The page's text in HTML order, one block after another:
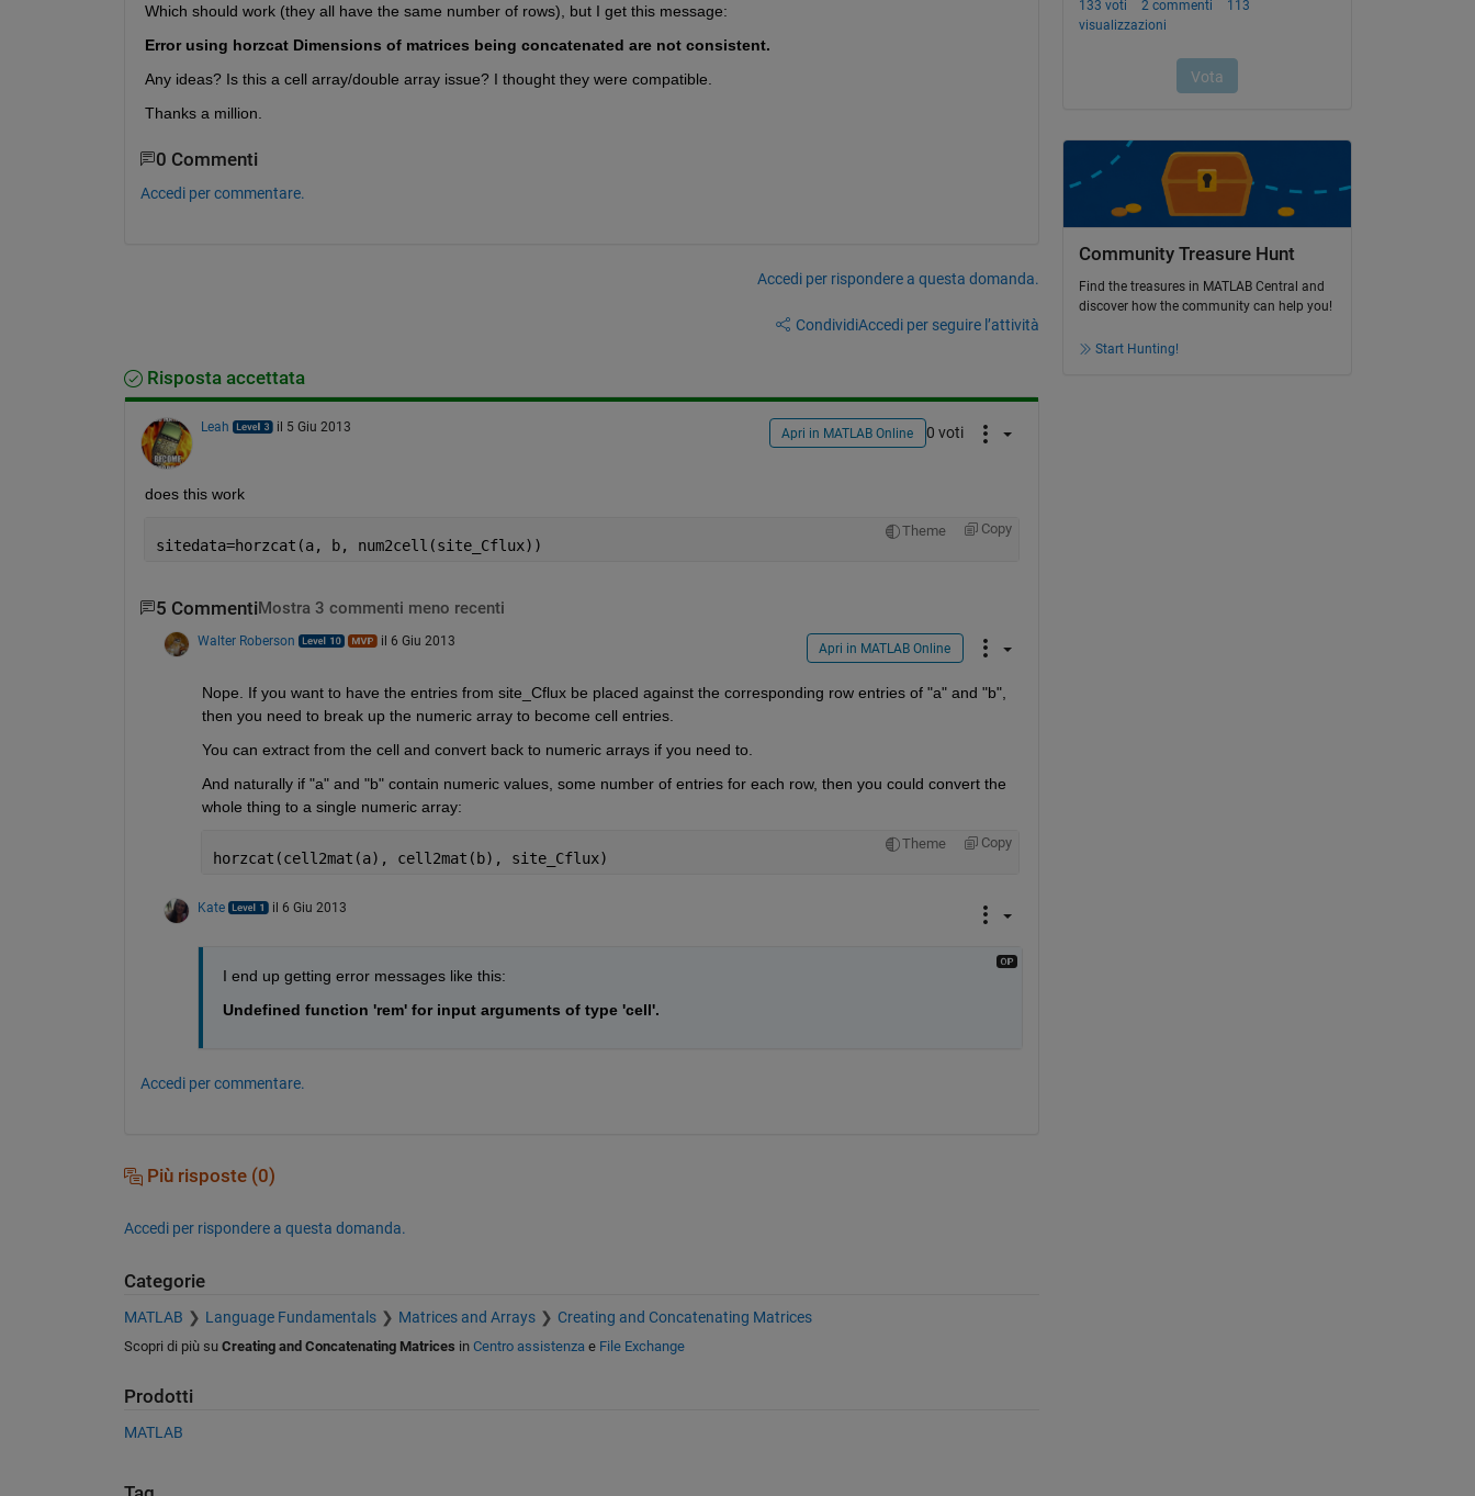
Which should work (they all have the same number of rows), but I get this message:
Error using horzcat Dimensions of matrices being concatenated are not consistent.
Any ideas? Is this a cell array/double array issue? I thought they were compatible.
Thanks a million.
0 Commenti
Accedi per commentare.
Accedi per rispondere a questa domanda.
CondividiAccedi per seguire l’attività
Risposta accettata
Leah il 5 Giu 2013 Apri in MATLAB Online 0 voti
does this work
Theme Copy
sitedata=horzcat(a, b, num2cell(site_Cflux))
5 Commenti Mostra 3 commenti meno recenti
Walter Roberson il 6 Giu 2013 Apri in MATLAB Online
Nope. If you want to have the entries from site_Cflux be placed against the corresponding row entries of "a" and "b",
then you need to break up the numeric array to become cell entries.
You can extract from the cell and convert back to numeric arrays if you need to.
And naturally if "a" and "b" contain numeric values, some number of entries for each row, then you could convert the
whole thing to a single numeric array:
Theme Copy
horzcat(cell2mat(a), cell2mat(b), site_Cflux)
Kate il 6 Giu 2013
I end up getting error messages like this:
Undefined function 'rem' for input arguments of type 'cell'.
Accedi per commentare.
Più risposte (0)
Accedi per rispondere a questa domanda.
Categorie
MATLAB Language Fundamentals Matrices and Arrays Creating and Concatenating Matrices
Scopri di più su Creating and Concatenating Matrices in Centro assistenza e File Exchange
Prodotti
MATLAB
Community Treasure Hunt
Find the treasures in MATLAB Central and
discover how the community can help you!
Start Hunting!